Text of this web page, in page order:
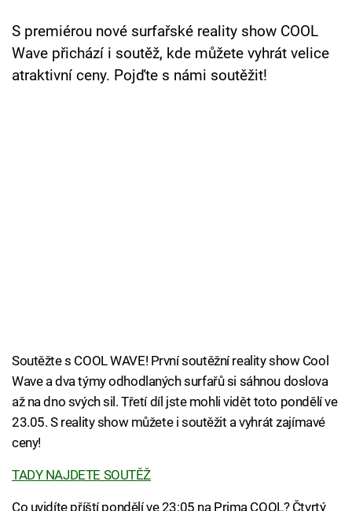
Sledujte prima+
S premiérou nové surfařské reality show COOL
Wave přichází i soutěž, kde můžete vyhrát velice
atraktivní ceny. Pojďte s námi soutěžit!
Soutěžte s COOL WAVE! První soutěžní reality show Cool
Wave a dva týmy odhodlaných surfařů si sáhnou doslova
až na dno svých sil. Třetí díl jste mohli vidět toto pondělí ve
23.05. S reality show můžete i soutěžit a vyhrát zajímavé
ceny!
TADY NAJDETE SOUTĚŽ
Co uvidíte příští pondělí ve 23:05 na Prima COOL? Čtvrtý